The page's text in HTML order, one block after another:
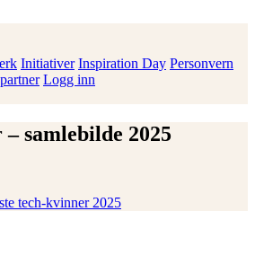
Initiativer Inspiration Day Personvern
Logg inn
samlebilde 2025
tech-kvinner 2025